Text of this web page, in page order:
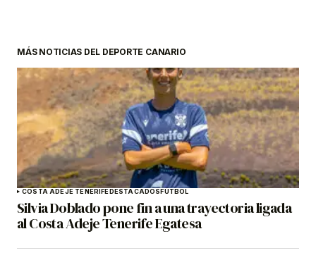
MÁS NOTICIAS DEL DEPORTE CANARIO
COSTA ADEJE TENERIFEDESTACADOSFÚTBOL
Silvia Doblado pone fin a una trayectoria ligada
al Costa Adeje Tenerife Egatesa